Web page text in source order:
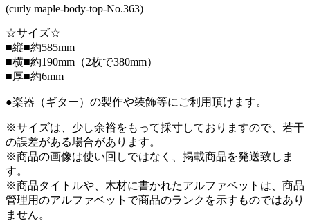
(curly maple-body-top-No.363)
☆サイズ☆
■縦■約585mm
■横■約190mm（2枚で380mm）
■厚■約6mm
●楽器（ギター）の製作や装飾等にご利用頂けます。
※サイズは、少し余裕をもって採寸しておりますので、若干
の誤差がある場合があります。
※商品の画像は使い回しではなく、掲載商品を発送致しま
す。
※商品タイトルや、木材に書かれたアルファベットは、商品
管理用のアルファベットで商品のランクを示すものではあり
ません。